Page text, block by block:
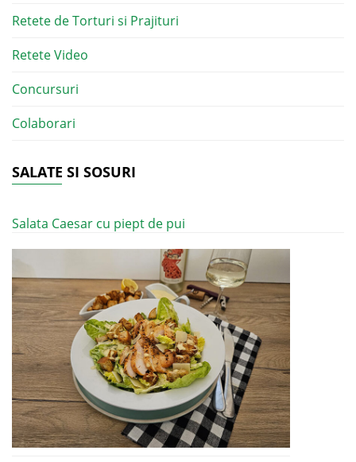
Retete de Torturi si Prajituri
Retete Video
Concursuri
Colaborari
SALATE SI SOSURI
Salata Caesar cu piept de pui